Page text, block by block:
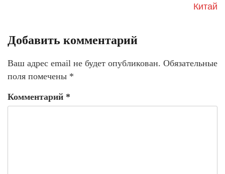
Китай
Добавить комментарий
Ваш адрес email не будет опубликован. Обязательные
поля помечены *
Комментарий *